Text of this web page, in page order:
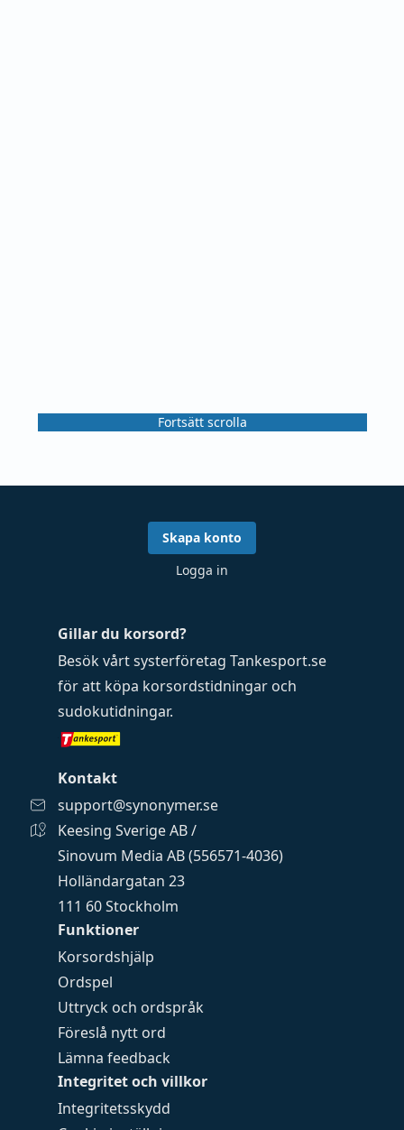
Fortsätt scrolla
Funktioner
Korsordshjälp
Ordspel
Uttryck och ordspråk
Föreslå nytt ord
Lämna feedback
Integritet och villkor
Integritetsskydd
Gillar du korsord?
Besök vårt systerföretag Tankesport.se
för att köpa korsordstidningar och
sudokutidningar.
Kontakt
support@synonymer.se
Keesing Sverige AB /
Sinovum Media AB (556571-4036)
Holländargatan 23
111 60 Stockholm
Skapa konto
Logga in